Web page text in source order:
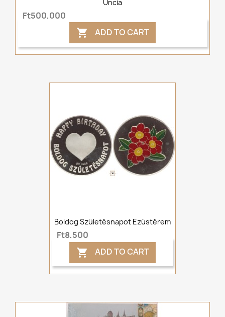
Uncia
Ft500,000
 ADD TO CART
Boldog Születésnapot Ezüstérem
Ft8,500
 ADD TO CART